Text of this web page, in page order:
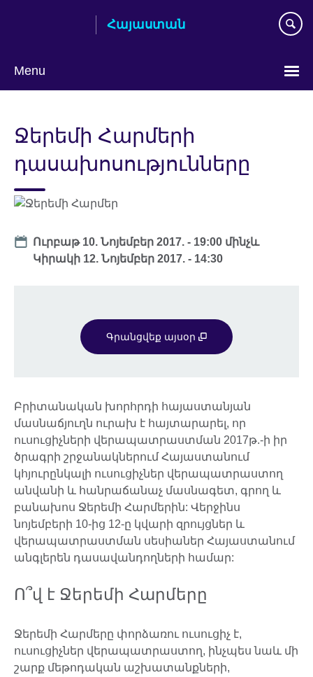
Հայաստան
Menu
language
Ջերեմի Հարմերի
դասախոսությունները
Date
Ուրբաթ 10. Նոյեմբեր 2017. - 19:00 մինչև
Կիրակի 12. Նոյեմբեր 2017. - 14:30
Գրանցվեք այսօր
Բրիտանական խորհրդի հայաստանյան
մասնաճյուղն ուրախ է հայտարարել, որ
ուսուցիչների վերապատրաստման 2017թ.-ի իր
ծրագրի շրջանակներում Հայաստանում
կհյուրընկալի ուսուցիչներ վերապատրաստող
անվանի և հանրաճանաչ մասնագետ, գրող և
բանախոս Ջերեմի Հարմերին: Վերջինս
նոյեմբերի 10-ից 12-ը կվարի զրույցներ և
վերապատրաստման սեսիաներ Հայաստանում
անգլերեն դասավանդողների համար:
Ո՞վ է Ջերեմի Հարմերը
Ջերեմի Հարմերը փորձառու ուսուցիչ է,
ուսուցիչներ վերապատրաստող, ինչպես նաև մի
շարք մեթոդական աշխատանքների,